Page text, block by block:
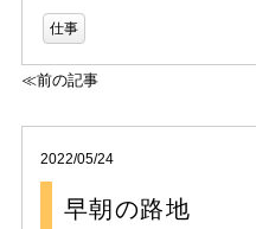
仕事
≪前の記事
2022/05/24
早朝の路地